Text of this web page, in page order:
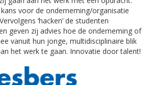
voor de onderneming/organisatie
‘hacken’ de studenten
geven zij advies hoe de onderneming of
vanuit hun jonge, multidisciplinaire blik
het werk te gaan. Innovatie door talent!